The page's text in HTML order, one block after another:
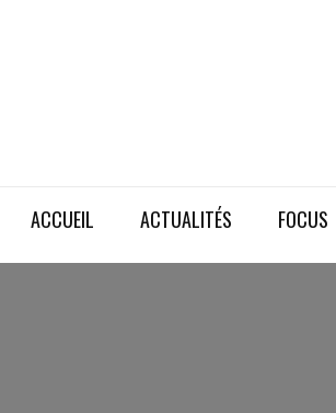
ACCUEIL ACTUALITÉS FOCUS